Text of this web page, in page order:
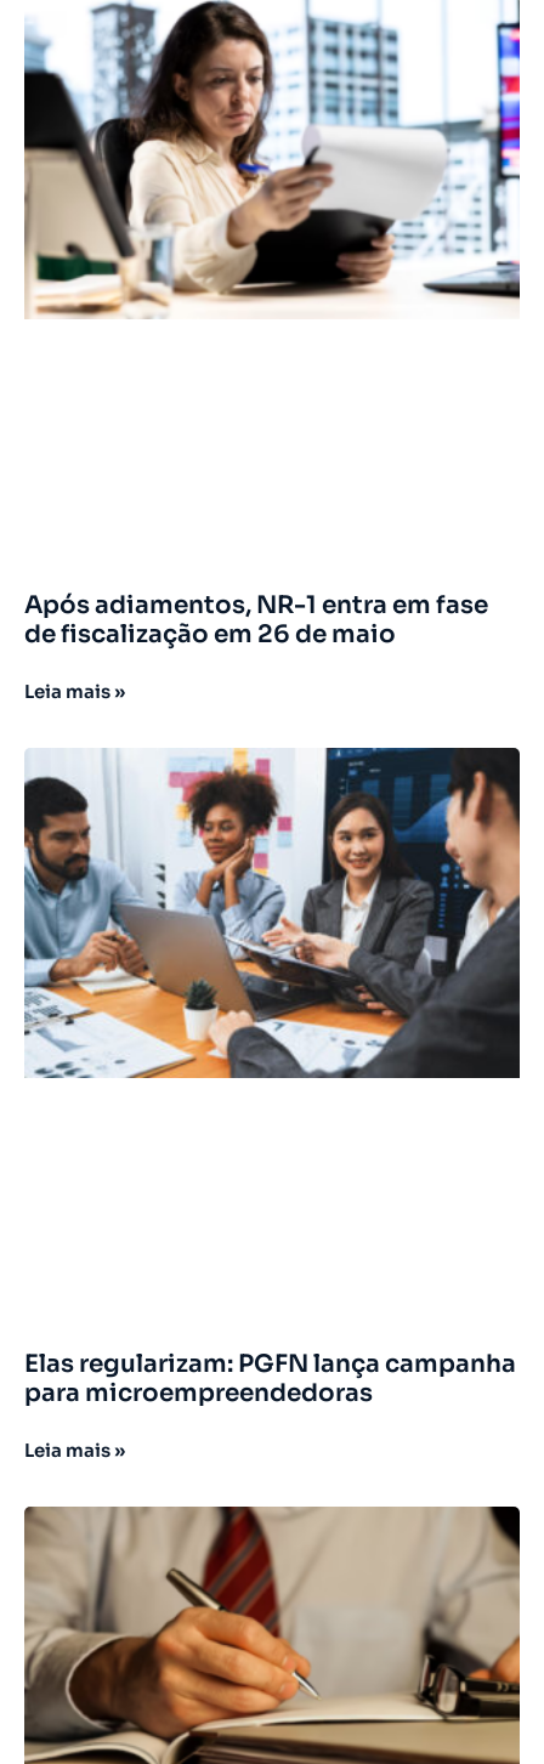
Após adiamentos, NR-1 entra em fase
de fiscalização em 26 de maio
Leia mais »
Elas regularizam: PGFN lança campanha
para microempreendedoras
Leia mais »